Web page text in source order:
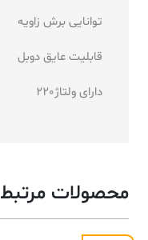
توانایی برش زاویه
قابلیت عایق دوبل
دارای ولتاژ220
محصولات مرتبط